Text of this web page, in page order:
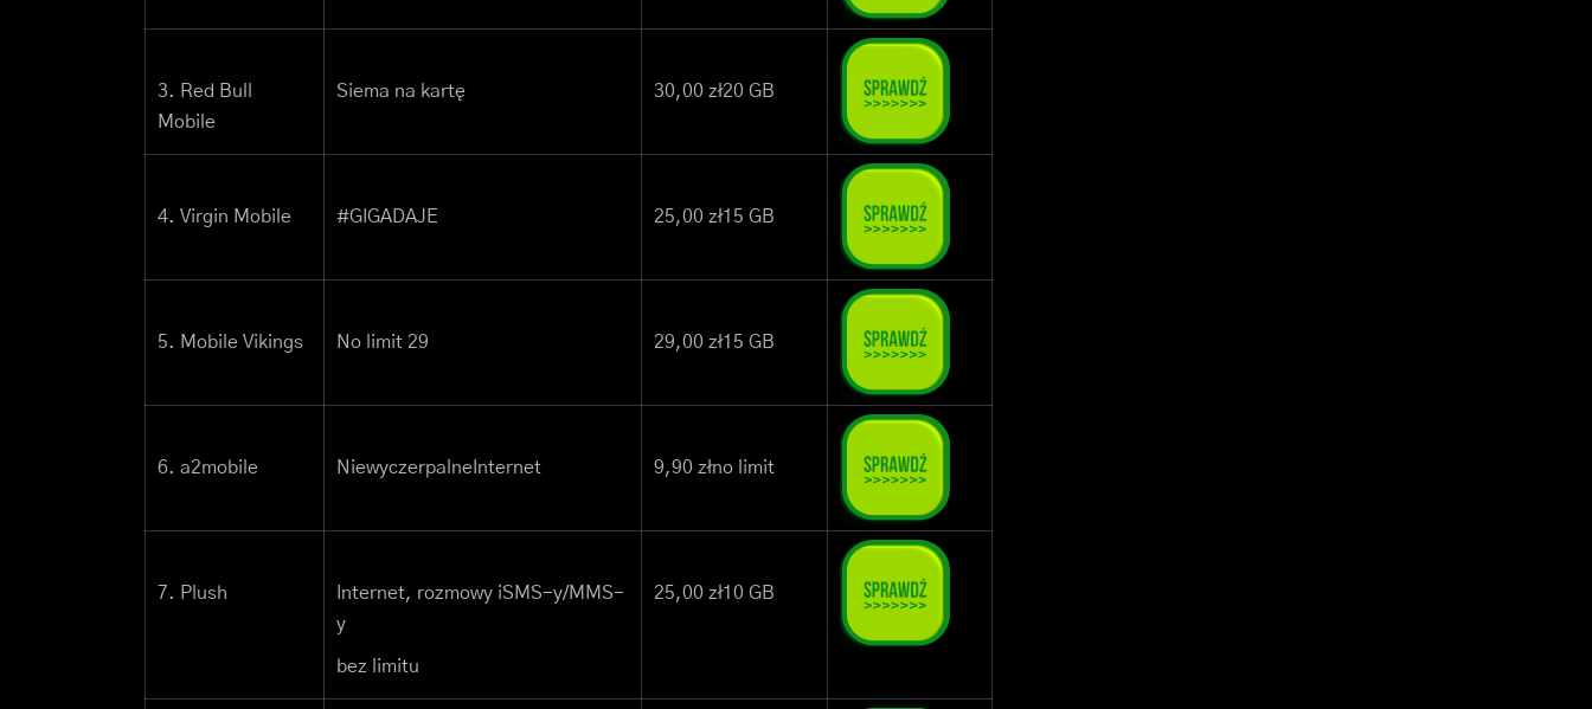
3. Red Bull
Mobile
Siema na kartę 30,00 zł20 GB
4. Virgin Mobile #GIGADAJE 25,00 zł15 GB
5. Mobile Vikings No limit 29 29,00 zł15 GB
6. a2mobile NiewyczerpalneInternet 9,90 złno limit
7. Plush
Internet, rozmowy iSMS-y/MMS-
y
bez limitu
25,00 zł10 GB